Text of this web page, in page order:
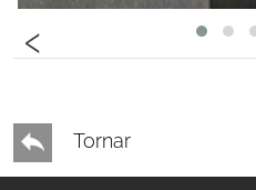
‹
Tornar